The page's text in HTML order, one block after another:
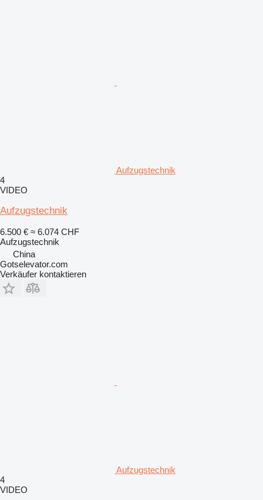
Aufzugstechnik
4
VIDEO
Aufzugstechnik
6.500 € ≈ 6.074 CHF
Aufzugstechnik
China
Gotselevator.com
Verkäufer kontaktieren
Aufzugstechnik
4
VIDEO